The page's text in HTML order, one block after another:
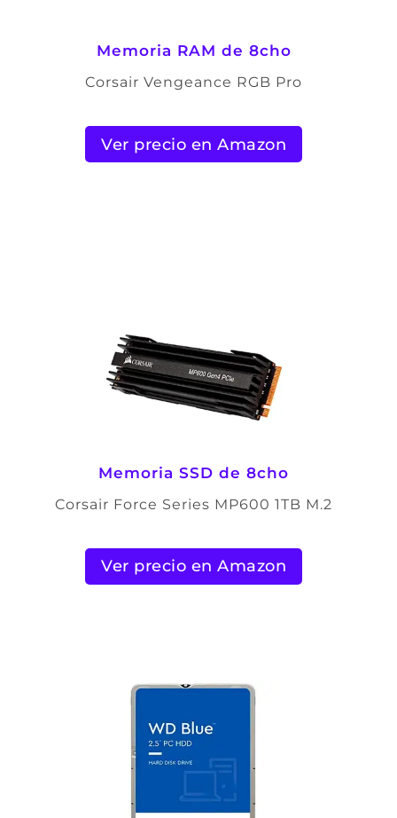
Memoria RAM de 8cho
Corsair Vengeance RGB Pro
Ver precio en Amazon
Memoria SSD de 8cho
Corsair Force Series MP600 1TB M.2
Ver precio en Amazon